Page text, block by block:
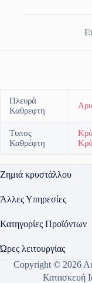
Πλευρά
Καθρεφτη
Τυπος
Καθρέφτη
Ζημιά κρυστάλλου
Άλλες Υπηρεσίες
Κατηγορίες Προϊόντων
Ώρες λειτουργίας
Copyright © 2026
Κατασκευή